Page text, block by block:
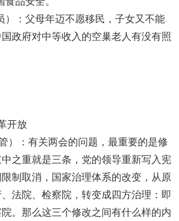
）：父母年迈不愿移民，子女又不能
政府对中等收入的空巢老人有没有照
开放
）：有关两会的问题，最重要的是修
之重就是三条，党的领导重新写入宪
制取消，国家治理体系的改变，从原
法院、检察院，转变成四方治理：即
。那么这三个修改之间有什么样的内